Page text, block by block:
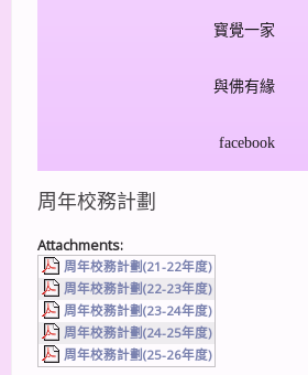
寳覺一家
與佛有緣
facebook
周年校務計劃
Attachments:
周年校務計劃(21-22年度)
周年校務計劃(22-23年度)
周年校務計劃(23-24年度)
周年校務計劃(24-25年度)
周年校務計劃(25-26年度)